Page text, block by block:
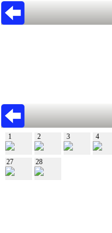
1 2 3 4
27 28